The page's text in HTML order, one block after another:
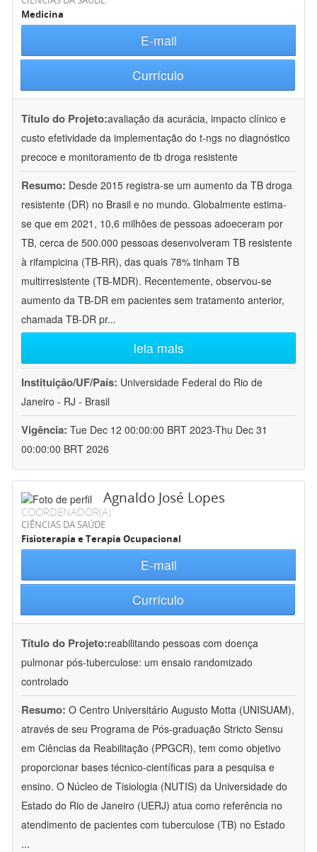
Medicina
E-mail
Currículo
Título do Projeto:avaliação da acurácia, impacto clínico e
custo efetividade da implementação do t-ngs no diagnóstico
precoce e monitoramento de tb droga resistente
Resumo: Desde 2015 registra-se um aumento da TB droga
resistente (DR) no Brasil e no mundo. Globalmente estima-
se que em 2021, 10,6 milhões de pessoas adoeceram por
TB, cerca de 500.000 pessoas desenvolveram TB resistente
à rifampicina (TB-RR), das quais 78% tinham TB
multirresistente (TB-MDR). Recentemente, observou-se
aumento da TB-DR em pacientes sem tratamento anterior,
chamada TB-DR pr...
leia mais
Instituição/UF/País: Universidade Federal do Rio de
Janeiro - RJ - Brasil
Vigência: Tue Dec 12 00:00:00 BRT 2023-Thu Dec 31
00:00:00 BRT 2026
Agnaldo José Lopes
COORDENADOR(A)
CIÊNCIAS DA SAÚDE
Fisioterapia e Terapia Ocupacional
E-mail
Currículo
Título do Projeto:reabilitando pessoas com doença
pulmonar pós-tuberculose: um ensaio randomizado
controlado
Resumo: O Centro Universitário Augusto Motta (UNISUAM),
através de seu Programa de Pós-graduação Stricto Sensu
em Ciências da Reabilitação (PPGCR), tem como objetivo
proporcionar bases técnico-científicas para a pesquisa e
ensino. O Núcleo de Tisiologia (NUTIS) da Universidade do
Estado do Rio de Janeiro (UERJ) atua como referência no
atendimento de pacientes com tuberculose (TB) no Estado
...